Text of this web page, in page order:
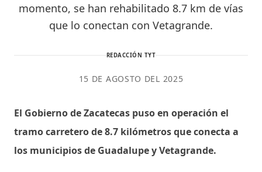
momento, se han rehabilitado 8.7 km de vías
que lo conectan con Vetagrande.
REDACCIÓN TYT
15 DE AGOSTO DEL 2025
El Gobierno de Zacatecas puso en operación el
tramo carretero de 8.7 kilómetros que conecta a
los municipios de Guadalupe y Vetagrande.